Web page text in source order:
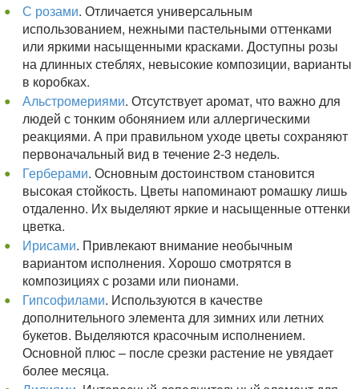
С розами. Отличается универсальным
использованием, нежными пастельными оттенками
или яркими насыщенными красками. Доступны розы
на длинных стеблях, невысокие композиции, варианты
в коробках.
Альстромериями. Отсутствует аромат, что важно для
людей с тонким обонянием или аллергическими
реакциями. А при правильном уходе цветы сохраняют
первоначальный вид в течение 2-3 недель.
Герберами. Основным достоинством становится
высокая стойкость. Цветы напоминают ромашку лишь
отдаленно. Их выделяют яркие и насыщенные оттенки
цветка.
Ирисами. Привлекают внимание необычным
вариантом исполнения. Хорошо смотрятся в
композициях с розами или пионами.
Гипсофилами. Используются в качестве
дополнительного элемента для зимних или летних
букетов. Выделяются красочным исполнением.
Основной плюс – после срезки растение не увядает
более месяца.